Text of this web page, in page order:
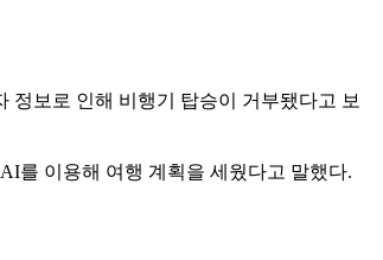
정보로 인해 비행기 탑승이 거부됐다고 보
를 이용해 여행 계획을 세웠다고 말했다.